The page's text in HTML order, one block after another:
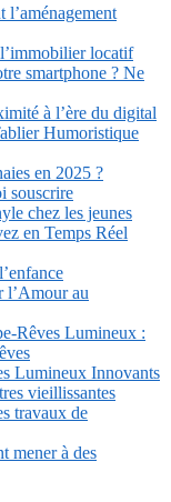
locatif
smartphone ? Ne
à l’ère du digital
Humoristique
en 2025 ?
souscrire
chez les jeunes
en Temps Réel
l’Amour au
Rêves Lumineux :
Lumineux Innovants
vieillissantes
travaux de
mener à des